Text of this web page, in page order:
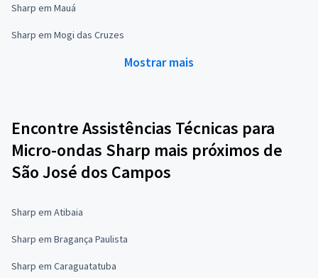
Sharp em Mauá
Sharp em Mogi das Cruzes
Mostrar mais
Encontre Assistências Técnicas para
Micro-ondas Sharp mais próximos de
São José dos Campos
Sharp em Atibaia
Sharp em Bragança Paulista
Sharp em Caraguatatuba